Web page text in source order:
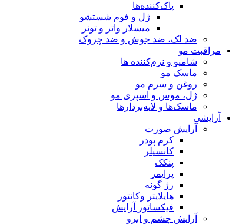
پاک‌کننده‌ها
ژل و فوم شستشو
میسلار واتر و تونر
ضد لک، ضد جوش و ضد چروک
مراقبت مو
شامپو و نرم‌کننده ها
ماسک مو
روغن و سرم مو
ژل، موس و اسپری مو
ماسک‌ها و لایه‌بردارها
آرایشی
آرایش صورت
کرم پودر
کانسیلر
پنکک
پرایمر
رژ گونه
هایلایتر وکانتور
فیکساتور آرایش
آرایش چشم و ابرو